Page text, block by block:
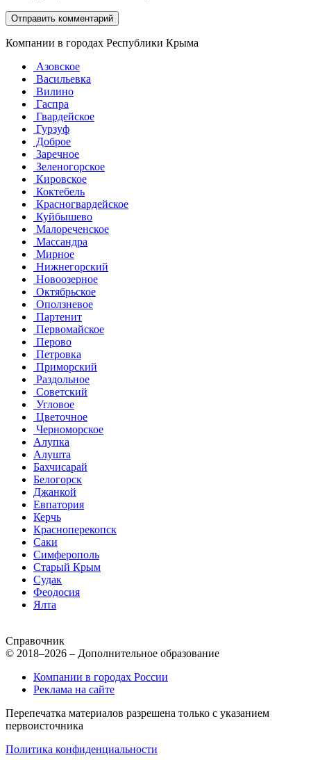
Компании в городах Республики Крыма
Азовское
Васильевка
Вилино
Гаспра
Гвардейское
Гурзуф
Доброе
Заречное
Зеленогорское
Кировское
Коктебель
Красногвардейское
Куйбышево
Малореченское
Массандра
Мирное
Нижнегорский
Новоозерное
Октябрьское
Оползневое
Партенит
Первомайское
Перово
Петровка
Приморский
Раздольное
Советский
Угловое
Цветочное
Черноморское
Алупка
Алушта
Бахчисарай
Белогорск
Джанкой
Евпатория
Керчь
Красноперекопск
Саки
Симферополь
Старый Крым
Судак
Феодосия
Ялта
Справочник
© 2018–2026 – Дополнительное образование
Компании в городах России
Реклама на сайте
Перепечатка материалов разрешена только с указанием
первоисточника
Политика конфиденциальности